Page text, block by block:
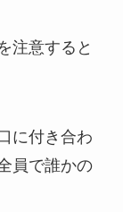
注意すると
に付き合わ
員で誰かの